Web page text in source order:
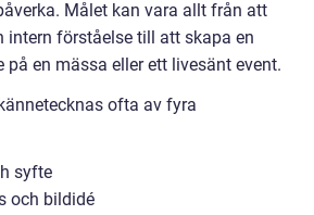
Målet kan vara allt från att
intern förståelse till att skapa en
på en mässa eller ett livesänt event.
ofta av fyra
syfte
och bildidé